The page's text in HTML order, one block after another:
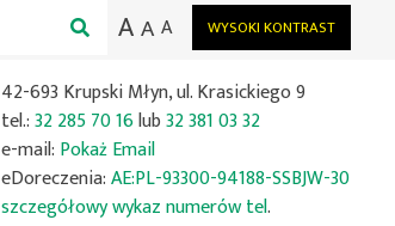
WYSOKI KONTRAST
AA A
42-693 Krupski Młyn, ul. Krasickiego 9
tel.:32 285 70 16lub32 381 03 32
e-mail: Pokaż Email
eDoreczenia:AE:PL-93300-94188-SSBJW-30
szczegółowy wykaz numerów tel.